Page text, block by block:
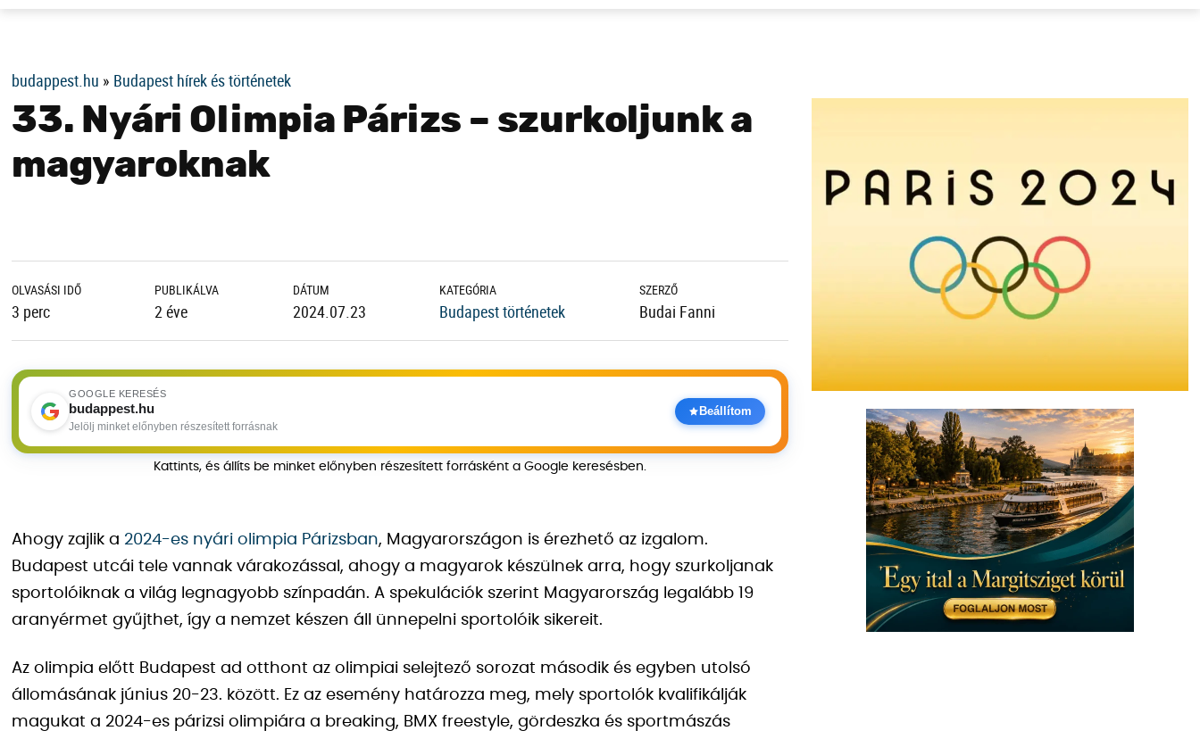
budappest.hu » Budapest hírek és történetek
33. Nyári Olimpia Párizs – szurkoljunk a
magyaroknak
OLVASÁSI IDŐ
3 perc
PUBLIKÁLVA
2 éve
DÁTUM
2024.07.23
KATEGÓRIA
Budapest történetek
SZERZŐ
Budai Fanni
GOOGLE KERESÉS
budappest.hu
Jelölj minket előnyben részesített forrásnak
Beállítom
Kattints, és állíts be minket előnyben részesített forrásként a Google keresésben.
Ahogy zajlik a 2024-es nyári olimpia Párizsban, Magyarországon is érezhető az izgalom.
Budapest utcái tele vannak várakozással, ahogy a magyarok készülnek arra, hogy szurkoljanak
sportolóiknak a világ legnagyobb színpadán. A spekulációk szerint Magyarország legalább 19
aranyérmet gyűjthet, így a nemzet készen áll ünnepelni sportolóik sikereit.
Az olimpia előtt Budapest ad otthont az olimpiai selejtező sorozat második és egyben utolsó
állomásának június 20-23. között. Ez az esemény határozza meg, mely sportolók kvalifikálják
magukat a 2024-es párizsi olimpiára a breaking, BMX freestyle, gördeszka és sportmászás